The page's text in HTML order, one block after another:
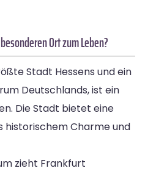
Ort zum Leben?
Stadt Hessens und ein
Deutschlands, ist ein
Die Stadt bietet eine
historischem Charme und
zieht Frankfurt